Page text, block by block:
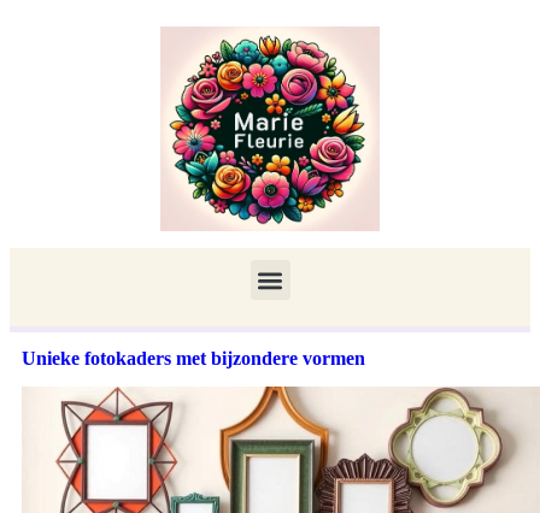
Unieke fotokaders met bijzondere vormen